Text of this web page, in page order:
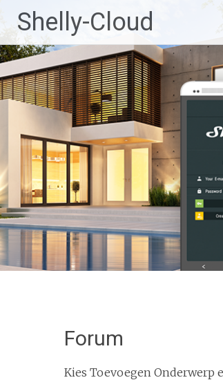
naar
de
inhoud
Shelly-Cloud
Forum
Kies Toevoegen Onderwerp